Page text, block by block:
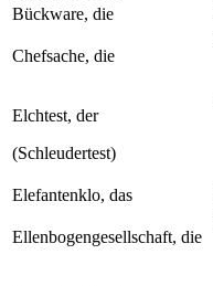
Bückware, die
Chefsache, die
Elchtest, der
(Schleudertest)
Elefantenklo, das
Ellenbogengesellschaft, die